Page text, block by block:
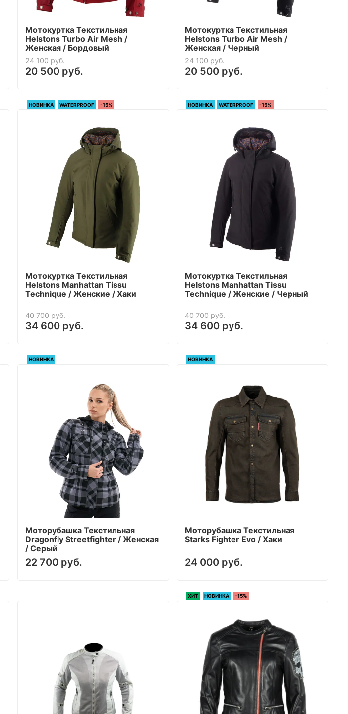
Мотокуртка Текстильная
Helstons Turbo Air Mesh /
Женская / Бордовый
24 100 руб.
20 500 руб.
Мотокуртка Текстильная
Helstons Turbo Air Mesh /
Женская / Черный
24 100 руб.
20 500 руб.
НОВИНКА WATERPROOF -15%
Мотокуртка Текстильная
Helstons Manhattan Tissu
Technique / Женские / Хаки
40 700 руб.
34 600 руб.
НОВИНКА WATERPROOF -15%
Мотокуртка Текстильная
Helstons Manhattan Tissu
Technique / Женские / Черный
40 700 руб.
34 600 руб.
НОВИНКА
Моторубашка Текстильная
Dragonfly Streetfighter / Женская
/ Серый
22 700 руб.
НОВИНКА
Моторубашка Текстильная
Starks Fighter Evo / Хаки
24 000 руб.
ХИТ НОВИНКА -15%